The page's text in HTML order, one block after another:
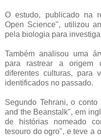
O estudo, publicado na
Open Science", utilizou
pela biologia para
Também analisou uma
para rastrear a origem
diferentes culturas, para
identificados no passado.
Segundo Tehrani, o
and the Beanstalk", em
de histórias nomeado
tesouro do ogro", e teve a